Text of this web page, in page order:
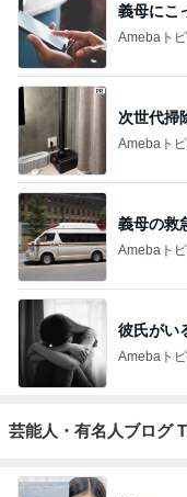
義母にこ
Amebaト
次世代掃
Amebaト
義母の救
Amebaト
彼氏がい
Amebaト
芸能人・有名人ブログ